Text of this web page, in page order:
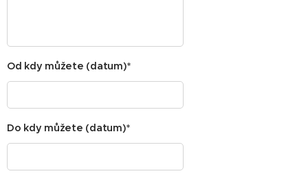
Od kdy můžete (datum)*
Do kdy můžete (datum)*